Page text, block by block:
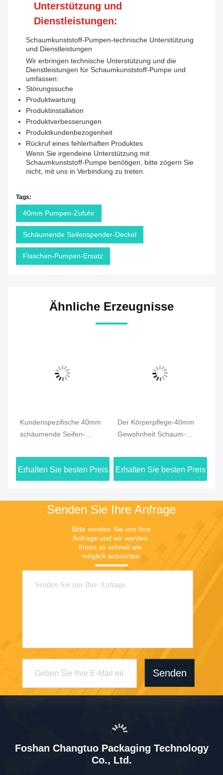
Unterstützung und
Dienstleistungen:
Schaumkunststoff-Pumpen-technische Unterstützung
und Dienstleistungen
Wir erbringen technische Unterstützung und die
Dienstleistungen für Schaumkunststoff-Pumpe und
umfassen:
Störungssuche
Produktwartung
Produktinstallation
Produktverbesserungen
Produktkundenbezogenheit
Rückruf eines fehlerhaften Produktes
Wenn Sie irgendeine Unterstützung mit
Schaumkunststoff-Pumpe benötigen, bitte zögern Sie
nicht, mit uns in Verbindung zu treten.
Tags:
40mm Pumpen-Zufuhr
Schäumende Seifenspender-Deckel
Flaschen-Pumpen-Ersatz
Ähnliche Erzeugnisse
Kundenspezifische 40mm
schäumende Seifen-
Spritzflasche-
Seifenspender-Pumpe
Erhalten Sie besten Preis
Der Körperpflege-40mm
Gewohnheit Schaum-
40/410 für Flasche
Erhalten Sie besten Preis
Senden Sie Ihre Anfrage
Bitte senden Sie uns Ihre
Anfrage und wir werden
Ihnen so schnell wie
möglich antworten.
Senden
Foshan Changtuo Packaging Technology
Co., Ltd.